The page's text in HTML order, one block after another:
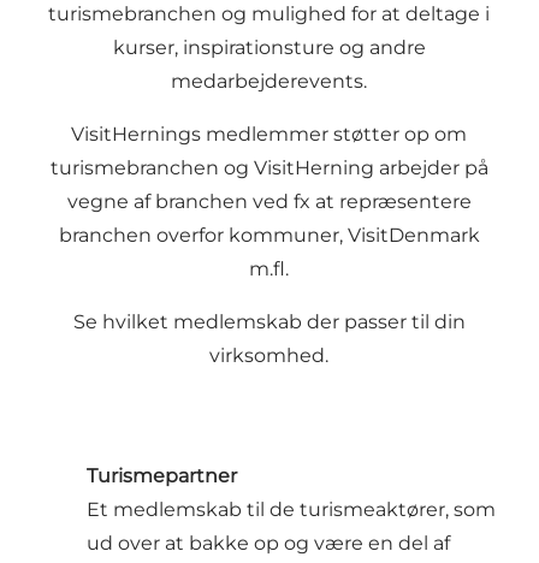
turismebranchen og mulighed for at deltage i
kurser, inspirationsture og andre
medarbejderevents.
VisitHernings medlemmer støtter op om
turismebranchen og VisitHerning arbejder på
vegne af branchen ved fx at repræsentere
branchen overfor kommuner, VisitDenmark
m.fl.
Se hvilket medlemskab der passer til din
virksomhed.
Turismepartner
Et medlemskab til de turismeaktører, som
ud over at bakke op og være en del af